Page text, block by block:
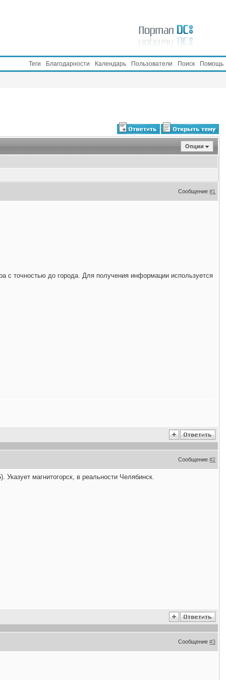
Помощь
Поиск
Пользователи
Календарь
Благодарности
Теги
Опции
Сообщение#1
точностью до города. Для получения информации используется
Сообщение#2
магнитогорск, в реальности Челябинск.
Сообщение#3